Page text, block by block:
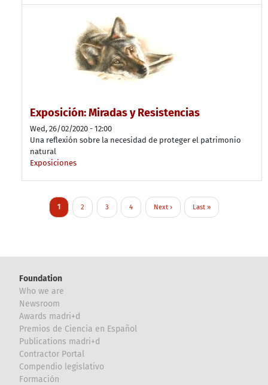
Exposición: Miradas y Resistencias
Wed, 26/02/2020 - 12:00
Una reflexión sobre la necesidad de proteger el patrimonio
natural
Exposiciones
PaginationCurrent page
1 Page
2 Page
3 Page
4 Next page
Next › Last page
Last »
Foundation
Who we are
Newsroom
Awards madri+d
Premios de Ciencia en Español
Publications madri+d
Contractor Portal
Compendio legislativo
Formación